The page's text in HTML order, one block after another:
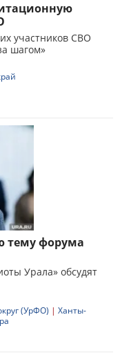
участников СВО
шагом»
тему форума
Урала» обсудят
(УрФО) | Ханты-